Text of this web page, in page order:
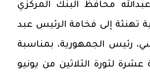
محافظ البنك المركزي
تهنئة إلى فخامة الرئيس عبد
رئيس الجمهورية، بمناسبة
عشرة لثورة الثلاثين من يونيو